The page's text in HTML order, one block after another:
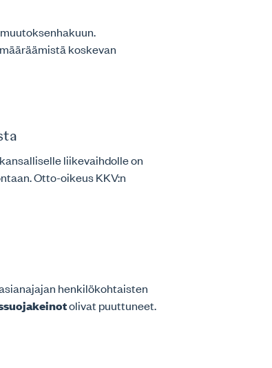
koskevan
liikevaihdolle on
Otto-oikeus KKV:n
henkilökohtaisten
olivat puuttuneet.